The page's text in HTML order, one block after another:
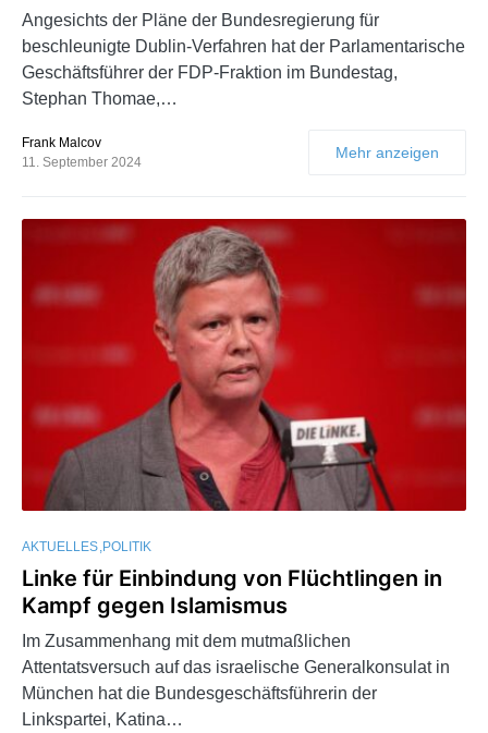
Angesichts der Pläne der Bundesregierung für
beschleunigte Dublin-Verfahren hat der Parlamentarische
Geschäftsführer der FDP-Fraktion im Bundestag,
Stephan Thomae,…
Frank Malcov
11. September 2024
Mehr anzeigen
AKTUELLES POLITIK
Linke für Einbindung von Flüchtlingen in
Kampf gegen Islamismus
Im Zusammenhang mit dem mutmaßlichen
Attentatsversuch auf das israelische Generalkonsulat in
München hat die Bundesgeschäftsführerin der
Linkspartei, Katina…